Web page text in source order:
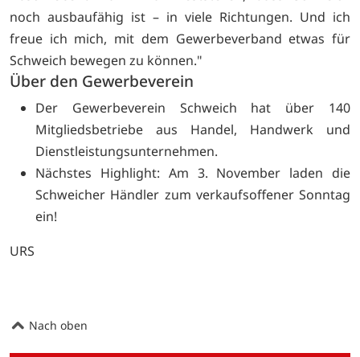
noch ausbaufähig ist – in viele Richtungen. Und ich
freue ich mich, mit dem Gewerbeverband etwas für
Schweich bewegen zu können."
Über den Gewerbeverein
Der Gewerbeverein Schweich hat über 140
Mitgliedsbetriebe aus Handel, Handwerk und
Dienstleistungsunternehmen.
Nächstes Highlight: Am 3. November laden die
Schweicher Händler zum verkaufsoffener Sonntag
ein!
URS
Nach oben